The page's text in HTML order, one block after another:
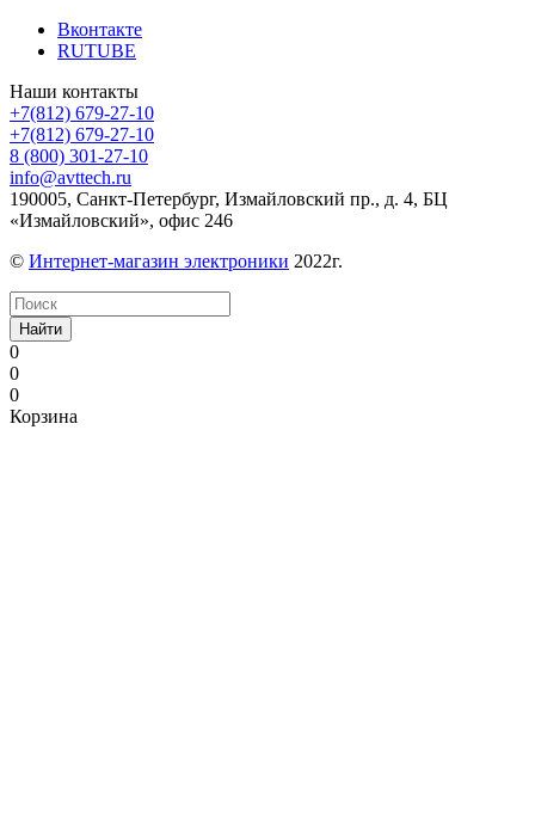
Вконтакте
RUTUBE
Наши контакты
+7(812) 679-27-10
+7(812) 679-27-10
8 (800) 301-27-10
info@avttech.ru
190005, Санкт-Петербург, Измайловский пр., д. 4, БЦ
«Измайловский», офис 246
© Интернет-магазин электроники 2022г.
Найти
0
0
0
Корзина